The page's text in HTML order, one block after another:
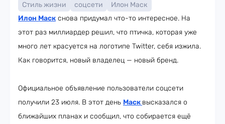
Стиль жизни соцсети
Илон Маск
Илон Маск снова придумал что-то интересное. На
этот раз миллиардер решил, что птичка, которая уже
много лет красуется на логотипе Twitter, себя изжила.
Как говорится, новый владелец — новый бренд.
Официальное объявление пользователи соцсети
получили 23 июля. В этот день Маск высказался о
ближайших планах и сообщил, что собирается ещё